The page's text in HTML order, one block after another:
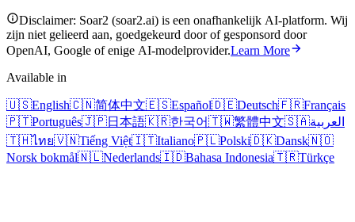
Disclaimer: Soar2 (soar2.ai) is een onafhankelijk AI-platform. Wij
zijn niet gelieerd aan, goedgekeurd door of gesponsord door
OpenAI, Google of enige AI-modelprovider.Learn More
Available in
🇺🇸English🇨🇳简体中文🇪🇸Español🇩🇪Deutsch🇫🇷Français
🇵🇹Português🇯🇵日本語🇰🇷한국어🇹🇼繁體中文🇸🇦العربية
🇹🇭ไทย🇻🇳Tiếng Việt🇮🇹Italiano🇵🇱Polski🇩🇰Dansk🇳🇴
Norsk bokmål🇳🇱Nederlands🇮🇩Bahasa Indonesia🇹🇷Türkçe